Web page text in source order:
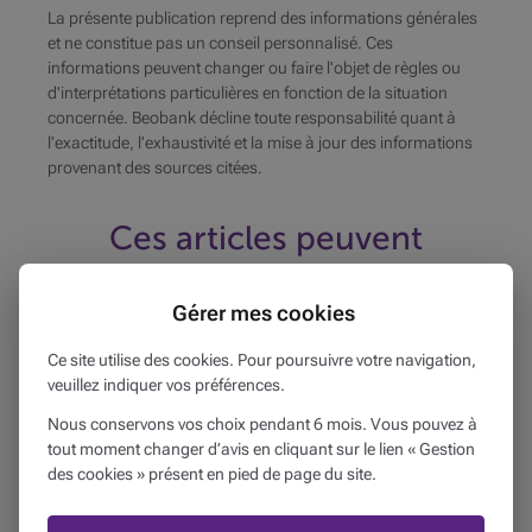
La présente publication reprend des informations générales
et ne constitue pas un conseil personnalisé. Ces
informations peuvent changer ou faire l'objet de règles ou
d'interprétations particulières en fonction de la situation
concernée. Beobank décline toute responsabilité quant à
l'exactitude, l'exhaustivité et la mise à jour des informations
provenant des sources citées.
Ces articles peuvent
Vous souhaitez investir dans un projet
côté, ne serait-il pas plus judicieux de demander un
prêt à tempérament ?
Gérer mes cookies
Ce site utilise des cookies. Pour poursuivre votre navigation,
veuillez indiquer vos préférences.
Nous conservons vos choix pendant 6 mois. Vous pouvez à
tout moment changer d’avis en cliquant sur le lien « Gestion
des cookies » présent en pied de page du site.